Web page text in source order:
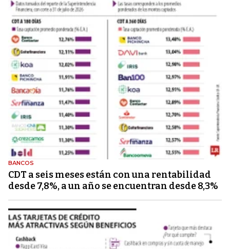
BANCOS
CDT a seis meses están con una rentabilidad
desde 7,8%, a un año se encuentran desde 8,3%